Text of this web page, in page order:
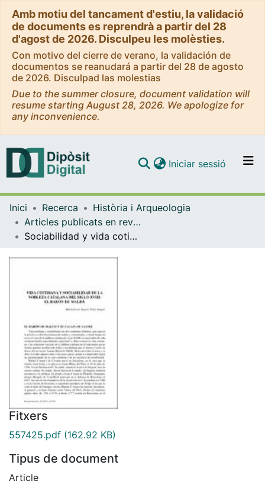
Amb motiu del tancament d'estiu, la validació
de documents es reprendrà a partir del 28
d'agost de 2026. Disculpeu les molèsties.
Con motivo del cierre de verano, la validación de
documentos se reanudará a partir del 28 de agosto
de 2026. Disculpad las molestias
Due to the summer closure, document validation will
resume starting August 28, 2026. We apologize for
any inconvenience.
Navega per tot el DD
Com publicar
Iniciar sessió (current)
Inici Recerca
Història i Arqueologia
Articles publicats en revistes (Història i Arqueologia)
Sociabilidad y vida cotidiana de la nobleza catalana en el siglo XVIII: el Barón de Maldá
Fitxers
557425.pdf (162.92 KB)
Tipus de document
Article